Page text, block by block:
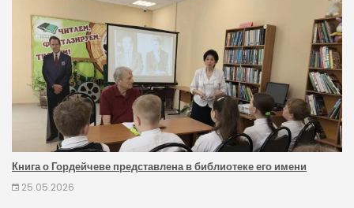
Книга о Гордейчеве представлена в библиотеке его имени
25.05.2026